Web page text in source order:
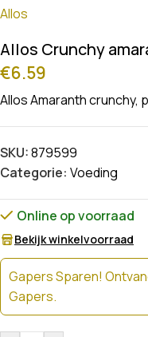
Allos
Allos Crunchy
€6.59
Allos Amaranth crunchy,
SKU:879599
Categorie: Voeding
Online op voorraad
Bekijk winkelvoorraad
Gapers Sparen!
Gapers.